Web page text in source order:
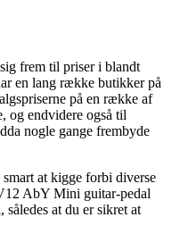
frem til priser i blandt
en lang række butikker på
på en række af
og endvidere også til
nogle gange frembyde
at kigge forbi diverse
AbY Mini guitar-pedal
at du er sikret at